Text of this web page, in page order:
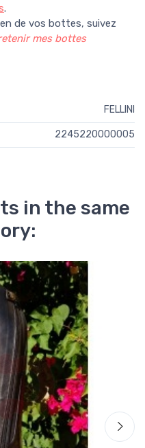
.
de vos bottes, suivez
mes bottes
FELLINI
2245220000005
in the same